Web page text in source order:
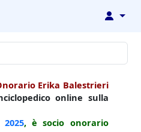
↓
Erika Balestrieri
online sulla
2025, è socio onorario